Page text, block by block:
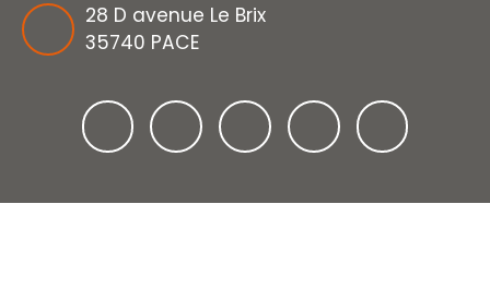
28 D avenue Le Brix
35740 PACE